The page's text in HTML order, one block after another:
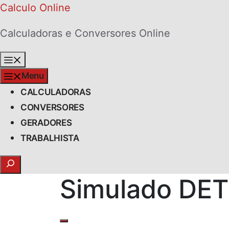
Skip
content
Calculo Online
Calculadoras e Conversores Online
Menu
CALCULADORAS
CONVERSORES
GERADORES
TRABALHISTA
Search
Simulado